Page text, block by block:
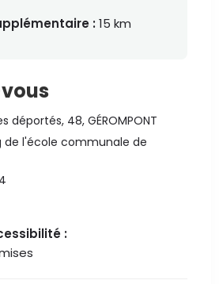
:15 km
déportés, 48, GÉROMPONT
de l'école communale de
: